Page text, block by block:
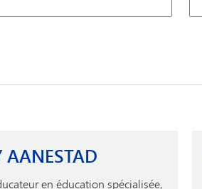
AANESTAD
en éducation spécialisée,